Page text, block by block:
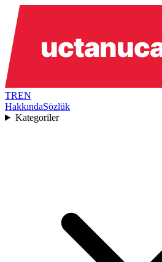
TREN
HakkındaSözlük
Kategoriler